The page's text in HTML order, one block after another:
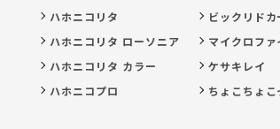
ハホニコリタ
ハホニコリタ ローソニア
ハホニコリタ カラー
ハホニコプロ
ビックリドカ
マイクロファ
ケサキレイ
ちょこちょこ